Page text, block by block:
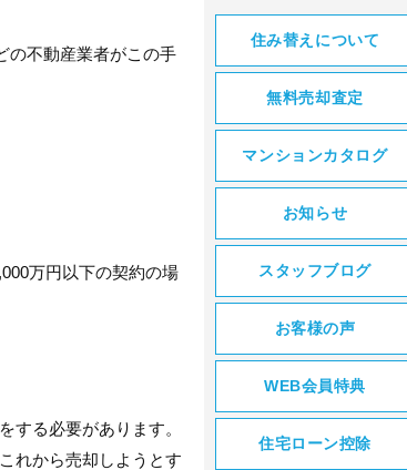
の不動産業者がこの手
万円以下の契約の場
する必要があります。
れから売却しようとす
住み替えについて
無料売却査定
マンションカタログ
お知らせ
スタッフブログ
お客様の声
WEB会員特典
住宅ローン控除